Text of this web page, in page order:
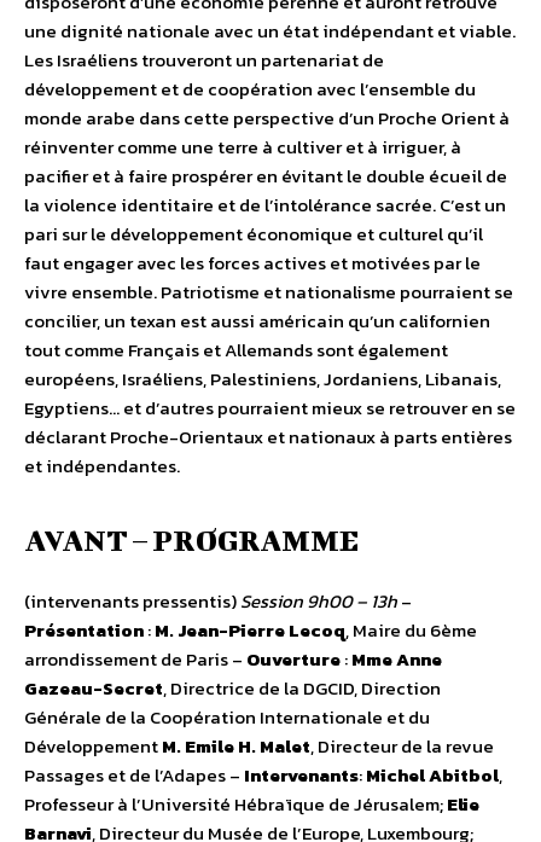
une dignité nationale avec un état indépendant et viable.
Les Israéliens trouveront un partenariat de
développement et de coopération avec l’ensemble du
monde arabe dans cette perspective d’un Proche Orient à
réinventer comme une terre à cultiver et à irriguer, à
pacifier et à faire prospérer en évitant le double écueil de
la violence identitaire et de l’intolérance sacrée. C’est un
pari sur le développement économique et culturel qu’il
faut engager avec les forces actives et motivées par le
vivre ensemble. Patriotisme et nationalisme pourraient se
concilier, un texan est aussi américain qu’un californien
tout comme Français et Allemands sont également
européens, Israéliens, Palestiniens, Jordaniens, Libanais,
Egyptiens… et d’autres pourraient mieux se retrouver en se
déclarant Proche-Orientaux et nationaux à parts entières
et indépendantes.
AVANT – PROGRAMME
(intervenants pressentis)Session 9h00 – 13h–
Présentation:M. Jean-Pierre Lecoq, Maire du 6ème
arrondissement de Paris – Ouverture:Mme Anne
Gazeau-Secret, Directrice de la DGCID, Direction
Générale de la Coopération Internationale et du
DéveloppementM. Emile H. Malet, Directeur de la revue
Passages et de l’Adapes – Intervenants:Michel Abitbol,
Professeur à l’Université Hébraïque de Jérusalem;Elie
Barnavi, Directeur du Musée de l’Europe, Luxembourg;